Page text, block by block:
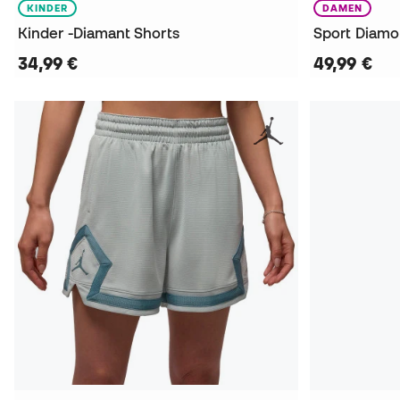
KINDER
Kinder -Diamant Shorts
34,99 €
DAMEN
Sport
49,99 €